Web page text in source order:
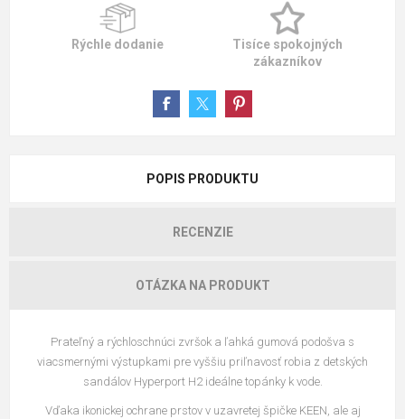
Rýchle dodanie
Tisíce spokojných
zákazníkov
POPIS PRODUKTU
RECENZIE
OTÁZKA NA PRODUKT
Prateľný a rýchloschnúci zvršok a ľahká gumová podošva s
viacsmernými výstupkami pre vyššiu priľnavosť robia z detských
sandálov Hyperport H2 ideálne topánky k vode.
Vďaka ikonickej ochrane prstov v uzavretej špičke KEEN, ale aj